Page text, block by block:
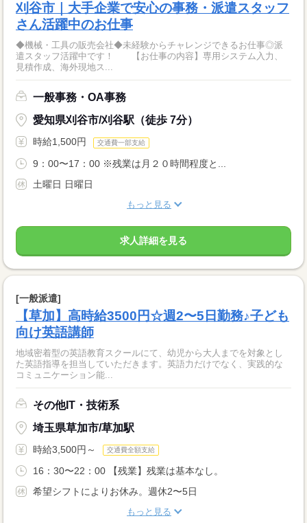
刈谷市｜大手企業で安心の事務・派遣スタッフ
さん活躍中のお仕事
◆機械・工具の販売会社◆未経験からチャレンジできるお仕事◎派
遣スタッフ活躍中です！ 【お仕事の内容】専用システム入力、
見積作成、海外現地ス...
一般事務・OA事務
愛知県刈谷市/刈谷駅（徒歩 7分）
時給1,500円 交通費一部支給
9：00〜17：00 ※残業は月２０時間程度と...
土曜日 日曜日
もっと見る
求人詳細を見る
[一般派遣]
【草加】高時給3500円☆週2〜5日勤務♪子ども
向け英語講師
地域密着型の英語教育スクールにて、幼児から大人までを対象とし
た英語指導を担当していただきます。英語力だけでなく、実践的な
コミュニケーション能...
その他IT・技術系
埼玉県草加市/草加駅
時給3,500円～ 交通費全額支給
16：30〜22：00 【残業】残業は基本なし。
希望シフトによりお休み。週休2〜5日
もっと見る